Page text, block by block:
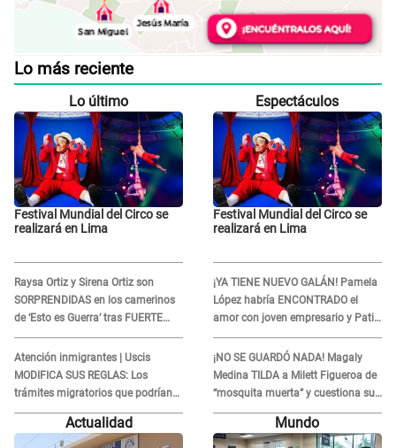
Lo más reciente
Lo último
Festival Mundial del Circo se
realizará en Lima
Raysa Ortiz y Sirena Ortiz son
SORPRENDIDAS en los camerinos
de ‘Esto es Guerra’ tras FUERTE
ENFRENTAMIENTO con Gabriel
Moisés: “Gracias”
Atención inmigrantes | Uscis
MODIFICA SUS REGLAS: Los
trámites migratorios que podrían
necesitar tu prueba de ADN
Espectáculos
Festival Mundial del Circo se
realizará en Lima
¡YA TIENE NUEVO GALÁN! Pamela
López habría ENCONTRADO el
amor con joven empresario y Pati
Lorena la ECHA en VIVO
¡NO SE GUARDÓ NADA! Magaly
Medina TILDA a Milett Figueroa de
“mosquita muerta” y cuestiona su
RECONCILIACIÓN con Marcelo
Tinelli en TV argentina
Actualidad Mundo